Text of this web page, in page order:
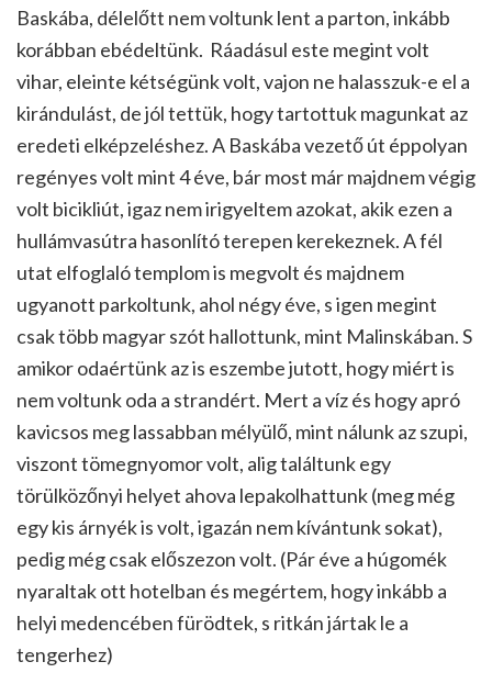
Baskába, délelőtt nem voltunk lent a parton, inkább
korábban ebédeltünk. Ráadásul este megint volt
vihar, eleinte kétségünk volt, vajon ne halasszuk-e el a
kirándulást, de jól tettük, hogy tartottuk magunkat az
eredeti elképzeléshez. A Baskába vezető út éppolyan
regényes volt mint 4 éve, bár most már majdnem végig
volt bicikliút, igaz nem irigyeltem azokat, akik ezen a
hullámvasútra hasonlító terepen kerekeznek. A fél
utat elfoglaló templom is megvolt és majdnem
ugyanott parkoltunk, ahol négy éve, s igen megint
csak több magyar szót hallottunk, mint Malinskában. S
amikor odaértünk az is eszembe jutott, hogy miért is
nem voltunk oda a strandért. Mert a víz és hogy apró
kavicsos meg lassabban mélyülő, mint nálunk az szupi,
viszont tömegnyomor volt, alig találtunk egy
törülközőnyi helyet ahova lepakolhattunk (meg még
egy kis árnyék is volt, igazán nem kívántunk sokat),
pedig még csak előszezon volt. (Pár éve a húgomék
nyaraltak ott hotelban és megértem, hogy inkább a
helyi medencében fürödtek, s ritkán jártak le a
tengerhez)